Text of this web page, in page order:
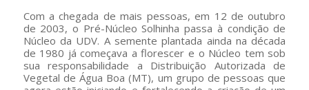
Com a chegada de mais pessoas, em 12 de outubro
de 2003, o Pré-Núcleo Solhinha passa à condição de
Núcleo da UDV. A semente plantada ainda na década
de 1980 já começava a florescer e o Núcleo tem sob
sua responsabilidade a Distribuição Autorizada de
Vegetal de Água Boa (MT), um grupo de pessoas que